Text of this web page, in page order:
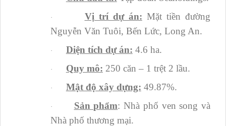
· Vị trí dự án: Mặt tiền đường
Nguyễn Văn Tuôi, Bến Lức, Long An.
· Diện tích dự án: 4.6 ha.
· Quy mô: 250 căn – 1 trệt 2 lầu.
· Mật độ xây dựng: 49.87%.
· Sản phẩm: Nhà phố ven song và
Nhà phố thương mại.